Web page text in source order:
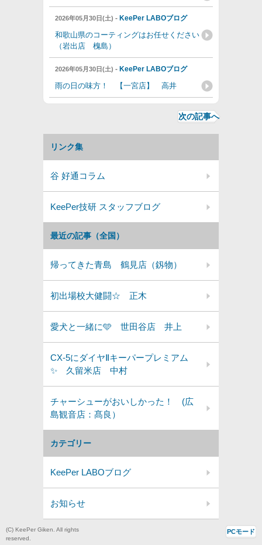
2026年05月30日(土) - KeePer LABOブログ
和歌山県のコーティングはお任せください
（岩出店 槐島）
2026年05月30日(土) - KeePer LABOブログ
雨の日の味方！ 【一宮店】 高井
次の記事へ
カテゴリー
KeePer LABOブログ
お知らせ
最近の記事（全国）
帰ってきた青島 鶴見店（釼物）
初出場校大健闘☆ 正木
愛犬と一緒に🩵 世田谷店 井上
CX-5にダイヤⅡキーパープレミアム
✨️ 久留米店 中村
チャーシューがおいしかった！ (広
島観音店：髙良）
リンク集
谷 好通コラム
KeePer技研 スタッフブログ
(C) KeePer Giken. All rights
reserved.
PCモード